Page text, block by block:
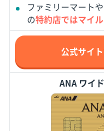
ファミリーマート
の特約店ではマイ
公式サイ
ANA ワイ